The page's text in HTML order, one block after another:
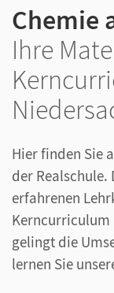
Chemie
Ihre
Hier finden Sie
der
erfahrenen
gelingt die
lernen Sie